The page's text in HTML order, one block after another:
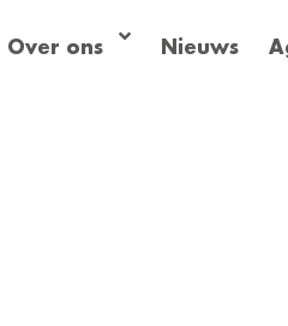
Over ons Nieuws